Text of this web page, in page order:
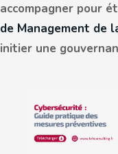
accompagner pour
de Management de
initier une